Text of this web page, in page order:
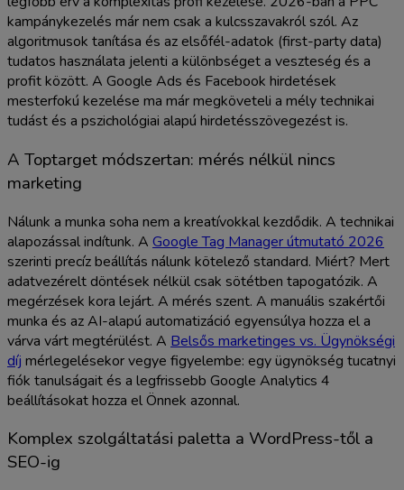
kampánykezelés már nem csak a kulcsszavakról szól. Az
algoritmusok tanítása és az elsőfél-adatok (first-party data)
tudatos használata jelenti a különbséget a veszteség és a
profit között. A Google Ads és Facebook hirdetések
mesterfokú kezelése ma már megköveteli a mély technikai
tudást és a pszichológiai alapú hirdetésszövegezést is.
A Toptarget módszertan: mérés nélkül nincs
marketing
Nálunk a munka soha nem a kreatívokkal kezdődik. A technikai
alapozással indítunk. A Google Tag Manager útmutató 2026
szerinti precíz beállítás nálunk kötelező standard. Miért? Mert
adatvezérelt döntések nélkül csak sötétben tapogatózik. A
megérzések kora lejárt. A mérés szent. A manuális szakértői
munka és az AI-alapú automatizáció egyensúlya hozza el a
várva várt megtérülést. A Belsős marketinges vs. Ügynökségi
díj mérlegelésekor vegye figyelembe: egy ügynökség tucatnyi
fiók tanulságait és a legfrissebb Google Analytics 4
beállításokat hozza el Önnek azonnal.
Komplex szolgáltatási paletta a WordPress-től a
SEO-ig